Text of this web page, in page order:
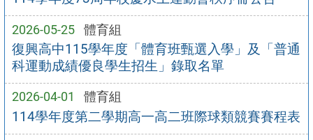
2026-05-25 體育組
復興高中115學年度「體育班甄選入學」及「普通
科運動成績優良學生招生」錄取名單
2026-04-01 體育組
114學年度第二學期高一高二班際球類競賽賽程表